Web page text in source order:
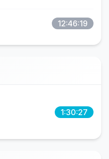
12:46:19
1:30:27